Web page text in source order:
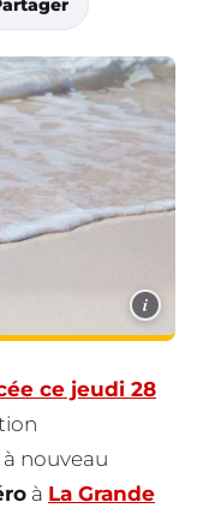
i
ce jeudi 28
nouveau
à La Grande